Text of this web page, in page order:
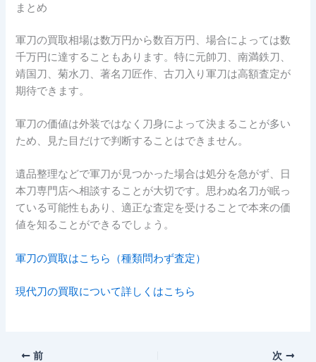
まとめ
軍刀の買取相場は数万円から数百万円、場合によっては数
千万円に達することもあります。特に元帥刀、南満鉄刀、
靖国刀、菊水刀、著名刀匠作、古刀入り軍刀は高額査定が
期待できます。
軍刀の価値は外装ではなく刀身によって決まることが多い
ため、見た目だけで判断することはできません。
遺品整理などで軍刀が見つかった場合は処分を急がず、日
本刀専門店へ相談することが大切です。思わぬ名刀が眠っ
ている可能性もあり、適正な査定を受けることで本来の価
値を知ることができるでしょう。
軍刀の買取はこちら（種類問わず査定）
現代刀の買取について詳しくはこちら
前 次